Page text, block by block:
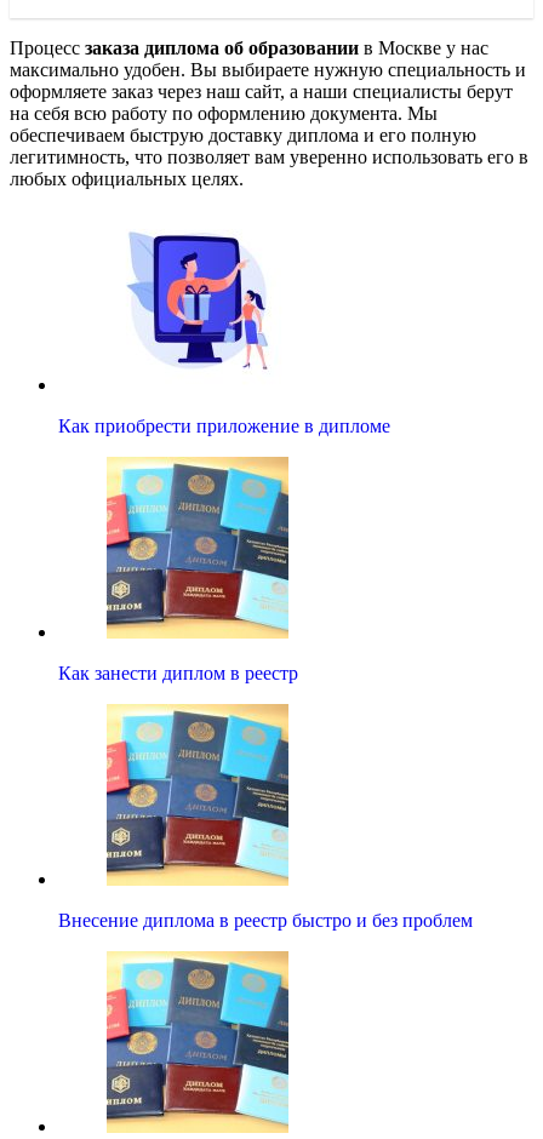
Процесс заказа диплома об образовании в Москве у нас
максимально удобен. Вы выбираете нужную специальность и
оформляете заказ через наш сайт, а наши специалисты берут
на себя всю работу по оформлению документа. Мы
обеспечиваем быструю доставку диплома и его полную
легитимность, что позволяет вам уверенно использовать его в
любых официальных целях.
Как приобрести приложение в дипломе
Как занести диплом в реестр
Внесение диплома в реестр быстро и без проблем